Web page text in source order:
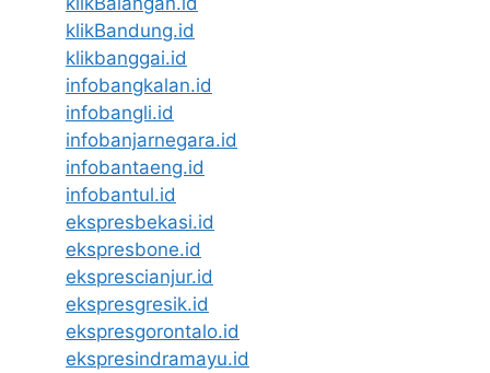
klikBandung.id
klikbanggai.id
infobangkalan.id
infobangli.id
infobanjarnegara.id
infobantaeng.id
infobantul.id
ekspresbekasi.id
ekspresbone.id
eksprescianjur.id
ekspresgresik.id
ekspresgorontalo.id
ekspresindramayu.id